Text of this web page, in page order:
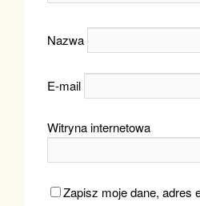
Nazwa
E-mail
Witryna internetowa
Zapisz moje dane, adres